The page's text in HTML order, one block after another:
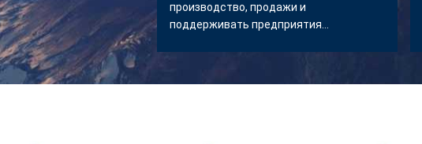
производство, продажи и
поддерживать предприятия